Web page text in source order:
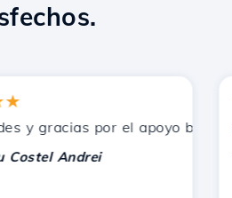
he recomendado a otros
gracias por el apoyo brindado!
Andrei